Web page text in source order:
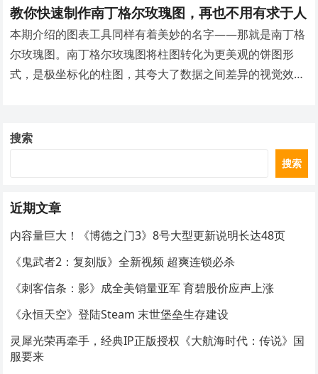
教你快速制作南丁格尔玫瑰图，再也不用有求于人
本期介绍的图表工具同样有着美妙的名字——那就是南丁格
尔玫瑰图。南丁格尔玫瑰图将柱图转化为更美观的饼图形
式，是极坐标化的柱图，其夸大了数据之间差异的视觉效
搜索
搜索
近期文章
内容量巨大！《博德之门3》8号大型更新说明长达48页
《鬼武者2：复刻版》全新视频 超爽连锁必杀
《刺客信条：影》成全美销量亚军 育碧股价应声上涨
《永恒天空》登陆Steam 末世堡垒生存建设
灵犀光荣再牵手，经典IP正版授权《大航海时代：传说》国
服要来